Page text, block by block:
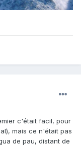
c'était facil, pour
mais ce n'était pas
de pau, distant de